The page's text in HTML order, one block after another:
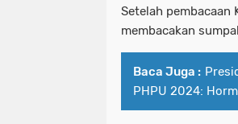
Setelah pembacaan
membacakan
Baca Juga :
PHPU 2024: